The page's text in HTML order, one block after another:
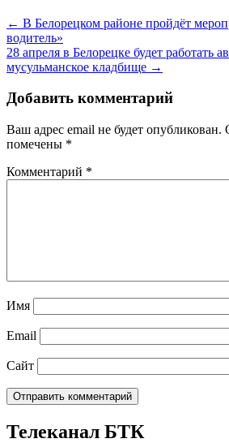
← В Белорецком районе пройдёт
водитель»
28 апреля в Белорецке будет работать
мусульманское кладбище →
Добавить комментарий
Ваш адрес email не будет опубликован.
помечены *
Комментарий *
Имя
Email
Сайт
Телеканал БТК